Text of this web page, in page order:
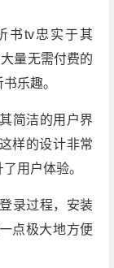
书tv忠实于其
量无需付费的
乐趣。
简洁的用户界
样的设计非常
用户体验。
录过程，安装
点极大地方便